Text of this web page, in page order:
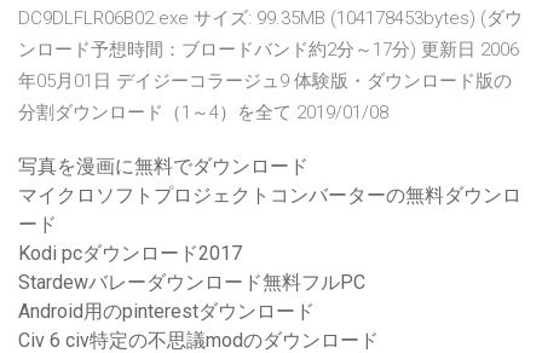
DC9DLFLR06B02.exe サイズ: 99.35MB (104178453bytes) (ダウ
ンロード予想時間：ブロードバンド約2分～17分) 更新日 2006
年05月01日 デイジーコラージュ9 体験版・ダウンロード版の
分割ダウンロード（1～4）を全て 2019/01/08
写真を漫画に無料でダウンロード
マイクロソフトプロジェクトコンバーターの無料ダウンロ
ード
Kodi pcダウンロード2017
Stardewバレーダウンロード無料フルPC
Android用のpinterestダウンロード
Civ 6 civ特定の不思議modのダウンロード